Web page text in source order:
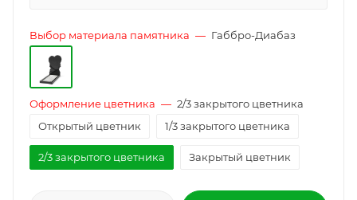
Выбор материала памятника — Габбро-Диабаз
Оформление цветника — 2/3 закрытого цветника
Открытый цветник
1/3 закрытого цветника
2/3 закрытого цветника Закрытый цветник